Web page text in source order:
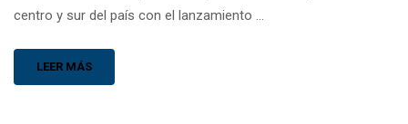
centro y sur del país con el lanzamiento …
LEER MÁS